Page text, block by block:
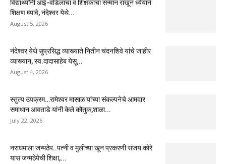
विद्यार्थ्यांनी आई-वडिलांचा व शिक्षकांचा सन्मान राखून ध्येयाने
शिक्षण घ्यावे, नंदेश्वर येथे...
August 5, 2026
नंदेश्वर येथे सुप्रसिद्ध व्याख्याते नितीन चंदनशिवे यांचे जाहीर
व्याख्यान, स्व.दादासाहेब येसू...
August 4, 2026
स्तुत्य उपक्रम…रामेश्वर मासाळ यांच्या संकल्पनेचे आमदार
समाधान आवताडे यांनी केले कौतुक,शाळा...
July 22, 2026
नराधमाला जन्मठेप..पत्नी व मुलीच्या खून प्रकरणी संजय कोरे
यास जन्मठेपेची शिक्षा,...